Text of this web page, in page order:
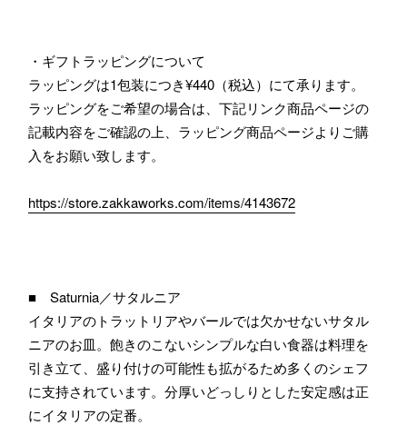
・ギフトラッピングについて
ラッピングは1包装につき¥440（税込）にて承ります。
ラッピングをご希望の場合は、下記リンク商品ページの
記載内容をご確認の上、ラッピング商品ページよりご購
入をお願い致します。
https://store.zakkaworks.com/items/4143672
■ Saturnia／サタルニア
イタリアのトラットリアやバールでは欠かせないサタル
ニアのお皿。飽きのこないシンプルな白い食器は料理を
引き立て、盛り付けの可能性も拡がるため多くのシェフ
に支持されています。分厚いどっしりとした安定感は正
にイタリアの定番。